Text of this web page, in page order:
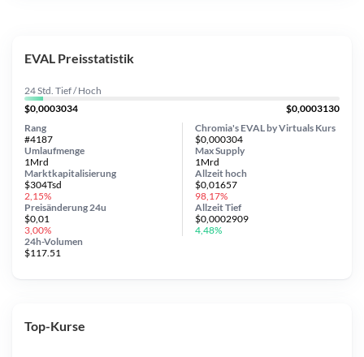
EVAL Preisstatistik
24 Std. Tief / Hoch
$0,0003034
$0,0003130
Chromia's EVAL by Virtuals Kurs
$0,000304
Umlaufmenge
1Mrd
Preisänderung 24u
$0,01
3,00%
Max Supply
1Mrd
Marktkapitalisierung
$304Tsd
2,15%
24h-Volumen
$117.51
Rang
#4187
Allzeithoch
$0,01657
98,17%
AllzeitTief
$0,0002909
4,48%
Top-Kurse